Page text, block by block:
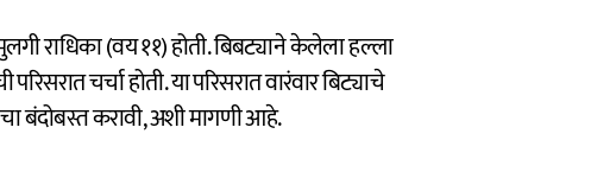
राधिका (वय ११) होती. बिबट्याने केलेला हल्ला
चर्चा होती. या परिसरात वारंवार बिट्याचे
बंदोबस्त करावी, अशी मागणी आहे.